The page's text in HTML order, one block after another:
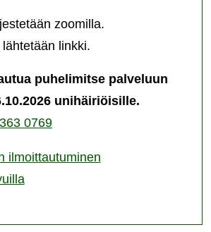
zoomilla.
linkki.
puhelimitse palveluun
unihäiriöisille.
0769
ilmoittautuminen